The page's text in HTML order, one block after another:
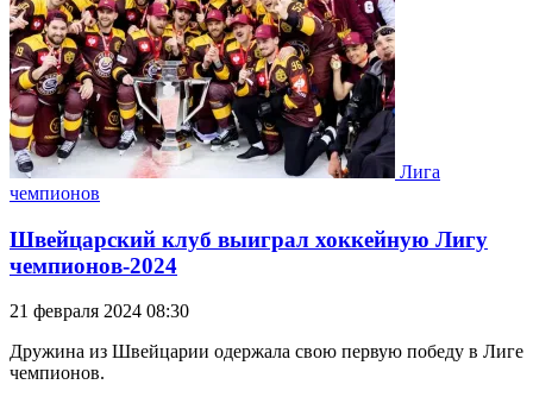
Лига
чемпионов
Швейцарский клуб выиграл хоккейную Лигу
чемпионов-2024
21 февраля 2024 08:30
Дружина из Швейцарии одержала свою первую победу в Лиге
чемпионов.